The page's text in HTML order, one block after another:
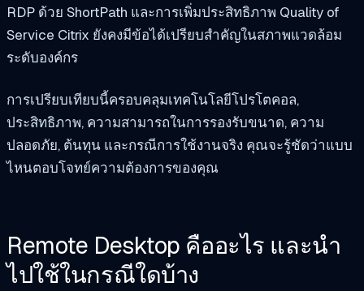
RDP ด้วย ShortPath และการเพิ่มประสิทธิภาพ Quality of
Service Citrix ยังคงมีข้อได้เปรียบสำคัญในสภาพแวดล้อม
ระดับองค์กร
การเปรียบเทียบนี้ครอบคลุมเทคโนโลยีโปรโตคอล,
ประสิทธิภาพ, ความสามารถในการรองรับขนาด, ความ
ปลอดภัย, ต้นทุน และกรณีการใช้งานจริง คุณจะรู้ชัดว่าแบบ
ไหนตอบโจทย์ความต้องการของคุณ
Remote Desktop คืออะไร และนำ
ไปใช้ในกรณีใดบ้าง